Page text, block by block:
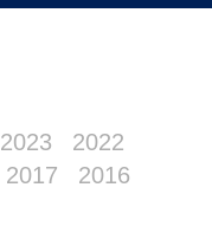
2023
2022
2017 2016